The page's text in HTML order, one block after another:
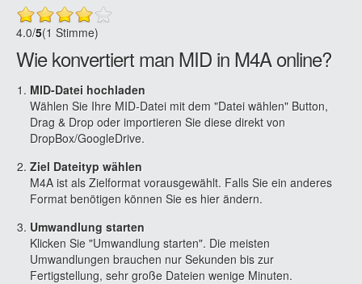
4.0/5(1 Stimme)
Wie konvertiert man MID in M4A online?
MID-Datei hochladen
Wählen Sie Ihre MID-Datei mit dem "Datei wählen" Button,
Drag & Drop oder importieren Sie diese direkt von
DropBox/GoogleDrive.
Ziel Dateityp wählen
M4A ist als Zielformat vorausgewählt. Falls Sie ein anderes
Format benötigen können Sie es hier ändern.
Umwandlung starten
Klicken Sie "Umwandlung starten". Die meisten
Umwandlungen brauchen nur Sekunden bis zur
Fertigstellung, sehr große Dateien wenige Minuten.